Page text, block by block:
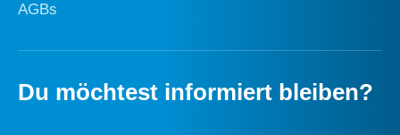
AGBs
Du möchtest informiert bleiben?